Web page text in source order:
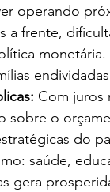
operando
a frente,
Com juros
sobre o
do
saúde,
gera